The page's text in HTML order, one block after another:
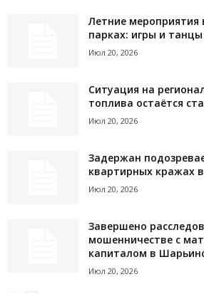
Летние мероприятия
парках: игры и
Июл 20, 2026
Ситуация на
топлива остаётся
Июл 20, 2026
Задержан
квартирных кражах
Июл 20, 2026
Завершено
мошенничестве с
капиталом в
Июл 20, 2026